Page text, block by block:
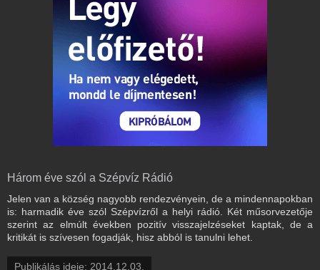
Három éve szól a Szépvíz Rádió
Jelen van a község nagyobb rendezvényein, de a mindennapokban
is: harmadik éve szól Szépvízről a helyi rádió. Két műsorvezetője
szerint az elmúlt években pozitív visszajelzéseket kaptak, de a
kritikát is szívesen fogadják, hisz abból is tanulni lehet.
Publikálás ideje: 2014.12.03.